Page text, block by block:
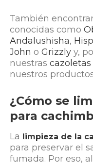
También
conocidas como
Andalushisha,
John o Grizzly y,
nuestras
nuestros
¿Cómo se
para
La limpieza de la
para preservar el
fumada. Por eso,